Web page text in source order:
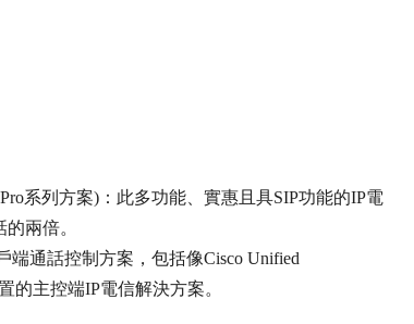
系列方案)：此多功能、實惠且具SIP功能的IP電
兩倍。
端通話控制方案，包括像Cisco Unified
的主控端IP電信解決方案。